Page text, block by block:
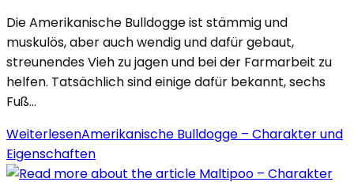
Die Amerikanische Bulldogge ist stämmig und
muskulös, aber auch wendig und dafür gebaut,
streunendes Vieh zu jagen und bei der Farmarbeit zu
helfen. Tatsächlich sind einige dafür bekannt, sechs
Fuß…
WeiterlesenAmerikanische Bulldogge – Charakter und
Eigenschaften